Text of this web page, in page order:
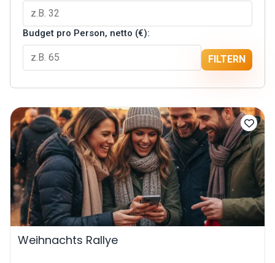
Budget pro Person, netto (€):
FILTERN
Weihnachts Rallye